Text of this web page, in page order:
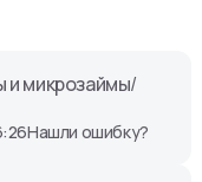
и микрозаймы/
Нашли ошибку?